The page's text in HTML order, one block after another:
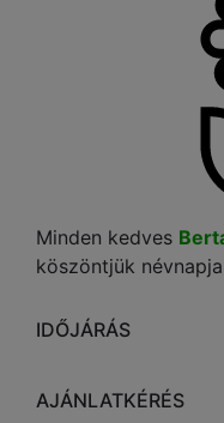
Minden kedves
köszöntjük
IDŐJÁRÁS
AJÁNLATKÉRÉS